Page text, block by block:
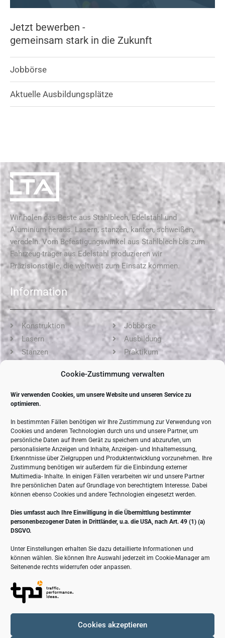
Cookie-Zustimmung verwalten
Wir verwenden Cookies, um unsere Website und unseren Service zu
optimieren.
In bestimmten Fällen benötigen wir Ihre Zustimmung zur Verwendung von
Cookies und anderen Technologien durch uns und unsere Partner, um
persönliche Daten auf Ihrem Gerät zu speichern und abzurufen, um
personalisierte Anzeigen und Inhalte, Anzeigen- und Inhaltemessung,
Erkenntnisse über Zielgruppen und Produktentwicklung vorzunehmen. Ihre
Zustimmung benötigen wir außerdem für die Einbindung externer
Multimedia- Inhalte. In einigen Fällen verarbeiten wir und unsere Partner
Ihre persönlichen Daten auf Grundlage von berechtigtem Interesse. Dabei
können ebenso Cookies und andere Technologien eingesetzt werden.
Dies umfasst auch Ihre Einwilligung in die Übermittlung bestimmter
personenbezogener Daten in Drittländer, u.a. die USA, nach Art. 49 (1) (a)
DSGVO.
Unter Einstellungen erhalten Sie dazu detaillierte Informationen und
können wählen. Sie können Ihre Auswahl jederzeit im Cookie-Manager am
Seitenende rechts widerrufen oder anpassen.
Cookies akzeptieren
Jetzt bewerben -
gemeinsam stark in die Zukunft
Jobbörse
Aktuelle Ausbildungsplätze
Wir holen das Beste aus Stahlblech, Edelstahl und
Aluminium heraus. Lasern, stanzen, kanten, schweißen,
veredeln. Vom Befestigungswinkel aus Stahlblech bis zum
Fahrzeug-träger aus Edelstahl produzieren wir
Präzisionsteile, die weltweit zum Einsatz kommen.
Information
Konstruktion
Lasern
Stanzen
Oberfläche
Montage
Spezialisten
Jobbörse
Ausbildung
Praktikum
Impressum
Datenschutz
Kontaktdaten
Straße der DSF 52 in 19071 Brüsewitz
+49 38874 50-0
info@lta-anlagentechnik.de